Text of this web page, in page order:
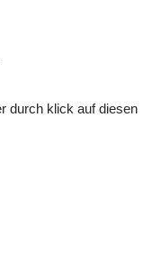
durch klick auf diesen